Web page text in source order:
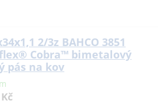
2/3z BAHCO 3851
Cobra™ bimetalový
pás na kov